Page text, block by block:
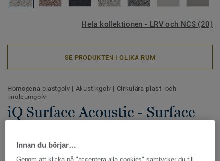
Hela kollektionen - LRV och NCS (20)
SE PRODUKTEN I OLIKA RUM
Homogena plastgolv | Akustikgolv | Cirkulära plast- och
linoleumgolv
iQ Surface Acoustic - Surface
iQ Surface Akustik är homogent akustikgolv med
Innan du börjar…
Genom att klicka på "acceptera alla cookies" samtycker du till